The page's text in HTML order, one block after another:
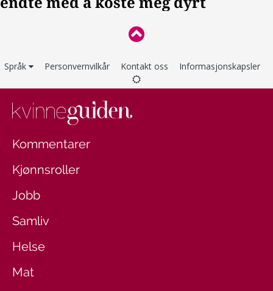
Språk Personvernvilkår Kontakt oss Informasjonskapsler
Kommentarer
Kjønnsroller
Jobb
Samliv
Helse
Mat